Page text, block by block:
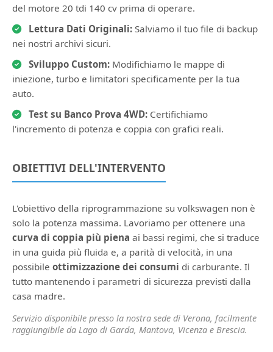
del motore 20 tdi 140 cv prima di operare.
Lettura Dati Originali: Salviamo il tuo file di backup
nei nostri archivi sicuri.
Sviluppo Custom: Modifichiamo le mappe di
iniezione, turbo e limitatori specificamente per la tua
auto.
Test su Banco Prova 4WD: Certifichiamo
l'incremento di potenza e coppia con grafici reali.
OBIETTIVI DELL'INTERVENTO
L'obiettivo della riprogrammazione su volkswagen non è
solo la potenza massima. Lavoriamo per ottenere una
curva di coppia più piena ai bassi regimi, che si traduce
in una guida più fluida e, a parità di velocità, in una
possibile ottimizzazione dei consumi di carburante. Il
tutto mantenendo i parametri di sicurezza previsti dalla
casa madre.
Servizio disponibile presso la nostra sede di Verona, facilmente
raggiungibile da Lago di Garda, Mantova, Vicenza e Brescia.